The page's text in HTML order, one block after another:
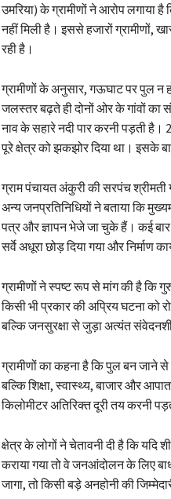
उमरिया) के ग्रामीणों ने आरोप लगाया
नहीं मिली है। इससे हजारों ग्रामीणों,
रही है।
ग्रामीणों के अनुसार, गऊघाट पर पुल न
जलस्तर बढ़ते ही दोनों ओर के गांवों
नाव के सहारे नदी पार करनी पड़ती है।
पूरे क्षेत्र को झकझोर दिया था। इसके
ग्राम पंचायत अंकुरी की सरपंच श्रीमती
अन्य जनप्रतिनिधियों ने बताया कि
पत्र और ज्ञापन भेजे जा चुके हैं। कई बार
सर्वे अधूरा छोड़ दिया गया और निर्माण
ग्रामीणों ने स्पष्ट रूप से मांग की है कि
किसी भी प्रकार की अप्रिय घटना को
बल्कि जनसुरक्षा से जुड़ा अत्यंत
ग्रामीणों का कहना है कि पुल बन जाने
बल्कि शिक्षा, स्वास्थ्य, बाजार और
किलोमीटर अतिरिक्त दूरी तय करनी
क्षेत्र के लोगों ने चेतावनी दी है कि यदि
कराया गया तो वे जनआंदोलन के लिए
जागा, तो किसी बड़े अनहोनी की